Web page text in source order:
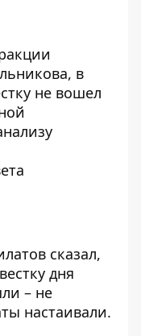
в
не вошел
сказал,
дня
– не
настаивали.